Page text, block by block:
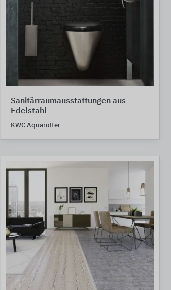
Sanitärraumausstattungen aus
Edelstahl
KWC Aquarotter